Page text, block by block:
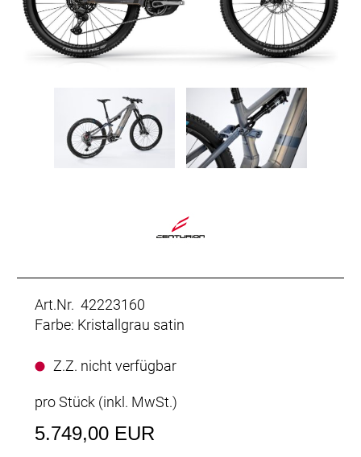
Art.Nr. 42223160
Farbe: Kristallgrau satin
Z.Z. nicht verfügbar
pro Stück (inkl. MwSt.)
5.749,00 EUR